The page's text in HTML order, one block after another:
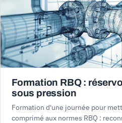
Formation RBQ :
sous pression
Formation d'une journée pour
comprimé aux normes RBQ :